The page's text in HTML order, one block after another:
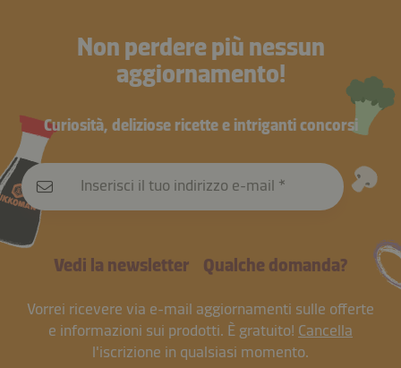
Non perdere più nessun
aggiornamento!
Curiosità, deliziose ricette e intriganti concorsi
Inserisci il tuo indirizzo e-mail
Vedi la newsletter Qualche domanda?
Vorrei ricevere via e-mail aggiornamenti sulle offerte
e informazioni sui prodotti. È gratuito! Cancella
l'iscrizione in qualsiasi momento.